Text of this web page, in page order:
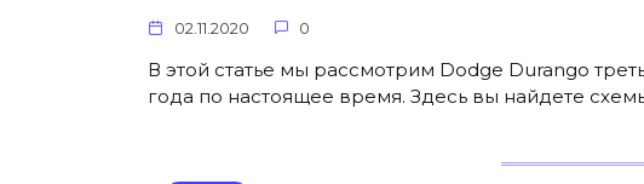
02.11.2020 0
В этой статье мы рассмотрим Dodge Durango
года по настоящее время. Здесь вы найдете